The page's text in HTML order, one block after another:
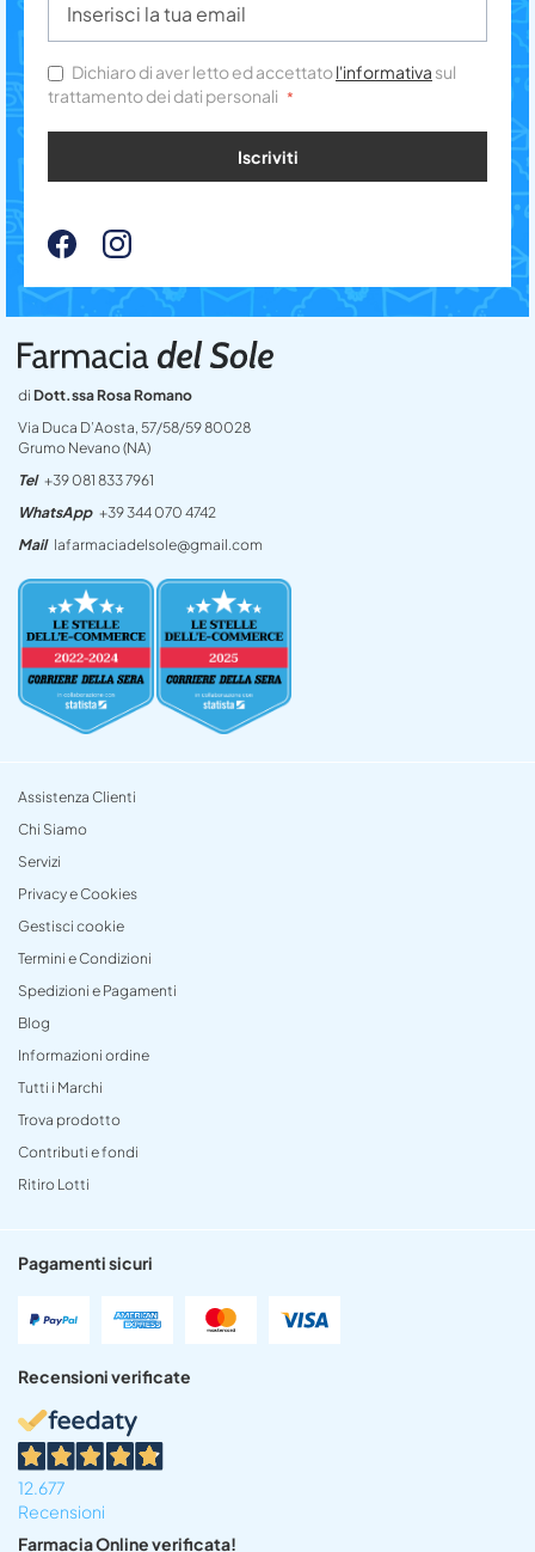
di Dott.ssa Rosa Romano
Via Duca D’Aosta, 57/58/59 80028
Grumo Nevano (NA)
Tel +39 081 833 7961
WhatsApp +39 344 070 4742
Mail lafarmaciadelsole@gmail.com
Assistenza Clienti
Chi Siamo
Servizi
Privacy e Cookies
Gestisci cookie
Termini e Condizioni
Spedizioni e Pagamenti
Blog
Informazioni ordine
Tutti i Marchi
Trova prodotto
Contributi e fondi
Ritiro Lotti
Pagamenti sicuri
Recensioni verificate
12.677
Recensioni
Farmacia Online verificata!
Dichiaro di aver letto ed accettatol'informativa sul
trattamento dei dati personali
Iscriviti